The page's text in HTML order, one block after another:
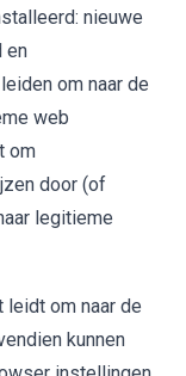
nieuwe
en
om naar de
web
om
door (of
legitieme
leidt om naar de
kunnen